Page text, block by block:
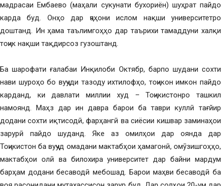
мадрасаи Ембаево (маҳали сукунати бухориён) шуҳрат пайдо
карда буд. Онҳо дар ҷаҳони ислом нақши университетро
доштанд. Ин ҳама таълимгоҳҳо дар таърихи тамаддуни халқи
тоҷик нақши тақдирсоз гузоштанд.
Ба шарофати ғалабаи Инқилоби Октябр, барпо шудани сохти
нави шуроҳо бо вуҷуди тазоду ихтилофҳо, тоҷикон имкон пайдо
карданд, ки давлати миллии худ – Тоҷикистонро ташкил
намоянд. Маҳз дар ин давра барои ба таври куллӣ тағйир
додани сохти иқтисодӣ, фарҳангӣ ва сиёсии кишвар заминаҳои
зарурӣ пайдо шуданд. Яке аз омилҳои дар оянда дар
Тоҷикистон ба вуҷуд омадани мактабҳои ҳамагонӣ, омӯзишгоҳҳо,
мактабҳои олӣ ва билохира университет дар байни мардум
барҳам додани бесаводӣ мебошад. Барои маҳви бесаводӣ ба